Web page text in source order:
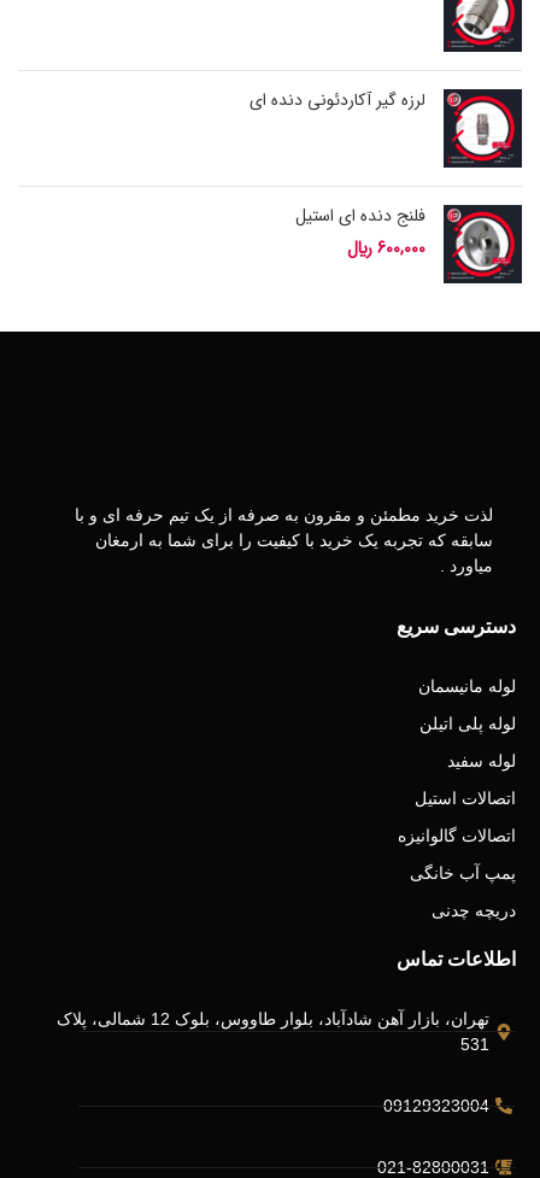
لرزه گیر آکاردئونی دنده ای
فلنج دنده ای استیل
600,000﷼
لذت خرید مطمئن و مقرون به صرفه از یک تیم حرفه ای و با
سابقه که تجربه یک خرید با کیفیت را برای شما به ارمغان
میاورد .
دسترسی سریع
لوله مانیسمان
لوله پلی اتیلن
لوله سفید
اتصالات استیل
اتصالات گالوانیزه
پمپ آب خانگی
دریچه چدنی
اطلاعات تماس
تهران، بازار آهن شادآباد، بلوار طاووس، بلوک 12 شمالی، پلاک
531
09129323004
021-82800031